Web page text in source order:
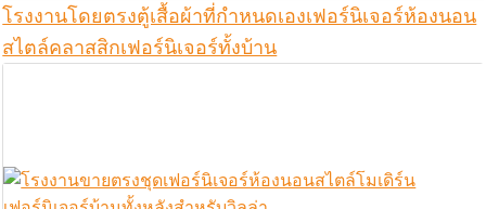
โรงงานโดยตรงตู้เสื้อผ้าที่กำหนดเองเฟอร์นิเจอร์ห้องนอน
สไตล์คลาสสิกเฟอร์นิเจอร์ทั้งบ้าน